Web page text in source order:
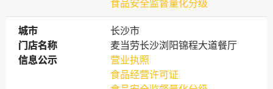
食品安全监督量化分级
城市
城市
长沙市
门店名称
门店名称
麦当劳长沙浏阳锦程大道餐厅
信息公示
信息公示
营业执照
食品经营许可证